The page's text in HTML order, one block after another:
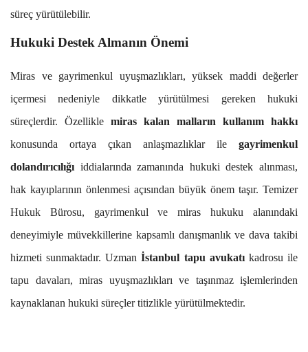
süreç yürütülebilir.
Hukuki Destek Almanın Önemi
Miras ve gayrimenkul uyuşmazlıkları, yüksek maddi değerler
içermesi nedeniyle dikkatle yürütülmesi gereken hukuki
süreçlerdir. Özellikle miras kalan malların kullanım hakkı
konusunda ortaya çıkan anlaşmazlıklar ile gayrimenkul
dolandırıcılığıiddialarında zamanında hukuki destek alınması,
hak kayıplarının önlenmesi açısından büyük önem taşır. Temizer
Hukuk Bürosu, gayrimenkul ve miras hukuku alanındaki
deneyimiyle müvekkillerine kapsamlı danışmanlık ve dava takibi
hizmeti sunmaktadır. Uzmanİstanbul tapu avukatıkadrosu ile
tapu davaları, miras uyuşmazlıkları ve taşınmaz işlemlerinden
kaynaklanan hukuki süreçler titizlikle yürütülmektedir.